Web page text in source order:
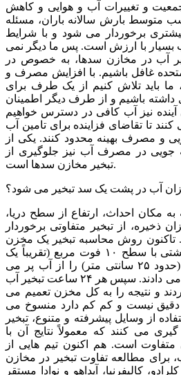
جمعیت و تغییرات آب و هوایی و کاهش
متوسط بارش سالانه باران، مسئله
برخوردار می شود و با شرایط
با ارزش است. پس ما دیگر نمی
آب در مخازن سدها، به خصوص در
غافل باشیم. با افزایش مصرف و
باید تلاش کنیم از یک طرف برای
داشته باشیم و از طرف دیگر اطمینان
نیز آب کافی در دسترس خواهیم
تا تقاضای فزاینده برای تامین آب
و مصرف بهینه محدود کنند. یکی از
در مصرف آب نیز جلوگیری از
تبخیر مخازن سدها است.
آب در پشت یک سد تبخیر می شود؟
به مکان احداث، ارتفاع از سطح دریا،
از تبخیر متفاوتی برخوردار
تاکنون روش محاسبه تبخیر یک مخزن
روباز به این شکل بود که تشتی با سطح ۱۰ فوت مربع (تقریباً یک
متر مربع) و عمق ۱۰ اینچ (حدود ۲۵ سانتی متر) را از آب پر می
کردند و در کنار مخزن قرار می دادند. سپس هر ۲۴ ساعت تبخیر آب
و نتیجه را به کل مخزن تعمیم می
دقیق نیست و کم کم دارد منسوخ می
از وسایل پیشرفته و متنوع، تبخیر
می کنند که معمولاً نتایج آن با
است. هم اکنون تیم هایی از
برای مطالعه تفاوت تبخیر در مخازن
کالیفرنیا، آیداهو و نوادا مستقر